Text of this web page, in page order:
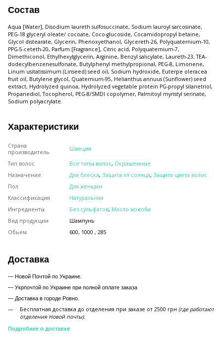
Состав
Aqua [Water], Disodium laureth sulfosuccinate, Sodium lauroyl sarcosinate,
PEG-18 glyceryl oleate/ cocoate, Coco-glucoside, Cocamidopropyl betaine,
Glycol distearate, Glycerin, Phenoxyethanol, Glycereth-26, Polyquaternium-10,
PPG-5-ceteth-20, Parfum [Fragrance], Citric acid, Polyquaternium-7,
Dimethiconol, Ethylhexylglycerin, Arginine, Benzyl salicylate, Laureth-23, TEA-
dodecylbenzenesulfonate, Butylphenyl methylpropional, PEG-8, Limonene,
Linum usitatissimum (Linseed) seed oil, Sodium hydroxide, Euterpe oleracea
fruit oil, Butylene glycol, Quaternium-95, Helianthus annuus (Sunflower) seed
extract, Hydrolyzed quinoa, Hydrolyzed vegetable protein PG-propyl silanetriol,
Propanediol, Tocopherol, PEG-8/SMDI copolymer, Palmitoyl myristyl serinate,
Sodium polyacrylate.
Характеристики
Страна
производитель
Швеция
Тип волос Все типы волос, Окрашенные
Назначение
Для блеска, Защита от солнца, Защита цвета волос
Пол
Для женщин
Классификация
Натуральная
Ингредиенты
Без сульфатов, Масло жожоба
Вид продукции
Шампунь
Обьем
600, 1000 , 285
Доставка
— Новой Почтой по Украине.
— Укрпочтой по Украине при полной оплате заказа
— Доставка в городе Ровно.
Бесплатная доставка до отделения при заказе от 2500 грн (где работают
отделения Новой почты).
Подробнее о доставке